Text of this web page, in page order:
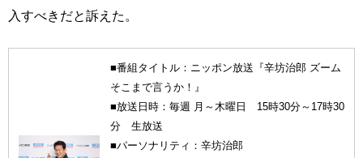
入すべきだと訴えた。
■番組タイトル：ニッポン放送『辛坊治郎 ズーム
そこまで言うか！』
■放送日時：毎週 月～木曜日 15時30分～17時30
分 生放送
■パーソナリティ：辛坊治郎